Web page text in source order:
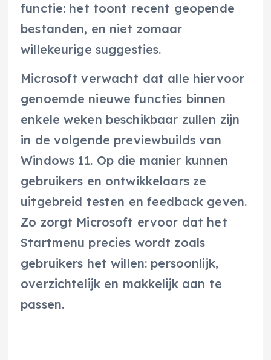
functie: het toont recent geopende
bestanden, en niet zomaar
willekeurige suggesties.
Microsoft verwacht dat alle hiervoor
genoemde nieuwe functies binnen
enkele weken beschikbaar zullen zijn
in de volgende previewbuilds van
Windows 11. Op die manier kunnen
gebruikers en ontwikkelaars ze
uitgebreid testen en feedback geven.
Zo zorgt Microsoft ervoor dat het
Startmenu precies wordt zoals
gebruikers het willen: persoonlijk,
overzichtelijk en makkelijk aan te
passen.